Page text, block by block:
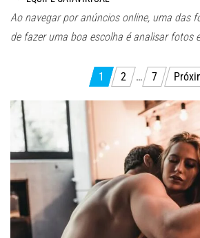
Ao navegar por anúncios online, uma das
de fazer uma boa escolha é analisar fotos
Paginação
de
posts
1 2 … 7